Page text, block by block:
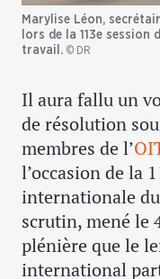
Marylise Léon,
lors de la 113e
travail. © DR
Il aura fallu un
de résolution
membres de l’
l’occasion de la
internationale
scrutin, mené le
plénière que le
international